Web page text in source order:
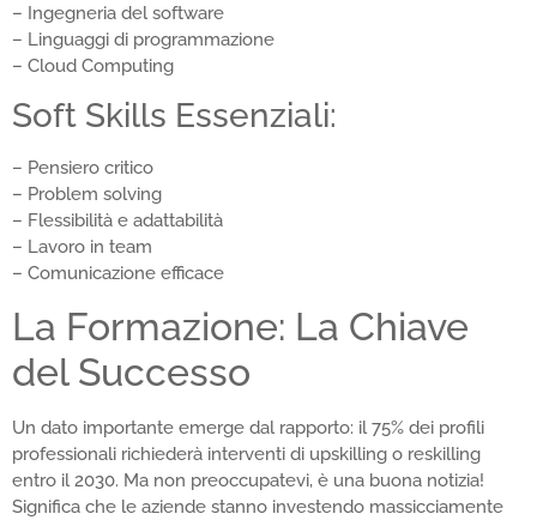
– Ingegneria del software
– Linguaggi di programmazione
– Cloud Computing
Soft Skills Essenziali:
– Pensiero critico
– Problem solving
– Flessibilità e adattabilità
– Lavoro in team
– Comunicazione efficace
La Formazione: La Chiave
del Successo
Un dato importante emerge dal rapporto: il 75% dei profili
professionali richiederà interventi di upskilling o reskilling
entro il 2030. Ma non preoccupatevi, è una buona notizia!
Significa che le aziende stanno investendo massicciamente